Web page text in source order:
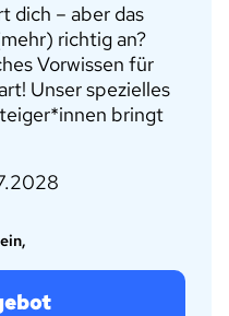
dich – aber das
richtig an?
Vorwissen für
Unser spezielles
bringt